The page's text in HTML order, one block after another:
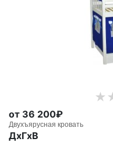
от 36 200₽
Двухъярусная кровать
ДxГxВ